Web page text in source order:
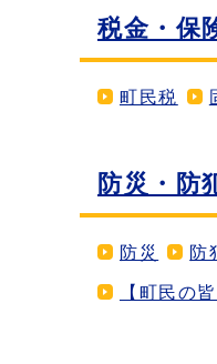
税金・保
町民税
防災・防
防災 防
【町民の